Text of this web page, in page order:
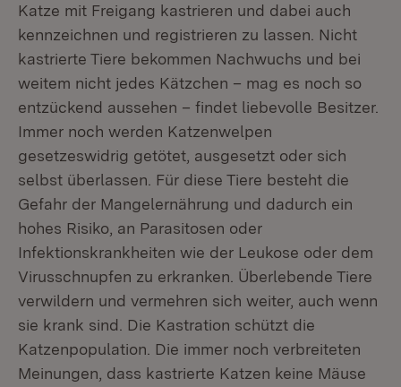
Katze mit Freigang kastrieren und dabei auch
kennzeichnen und registrieren zu lassen. Nicht
kastrierte Tiere bekommen Nachwuchs und bei
weitem nicht jedes Kätzchen – mag es noch so
entzückend aussehen – findet liebevolle Besitzer.
Immer noch werden Katzenwelpen
gesetzeswidrig getötet, ausgesetzt oder sich
selbst überlassen. Für diese Tiere besteht die
Gefahr der Mangelernährung und dadurch ein
hohes Risiko, an Parasitosen oder
Infektionskrankheiten wie der Leukose oder dem
Virusschnupfen zu erkranken. Überlebende Tiere
verwildern und vermehren sich weiter, auch wenn
sie krank sind. Die Kastration schützt die
Katzenpopulation. Die immer noch verbreiteten
Meinungen, dass kastrierte Katzen keine Mäuse